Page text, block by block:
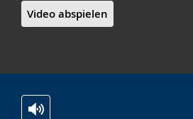
Video abspielen